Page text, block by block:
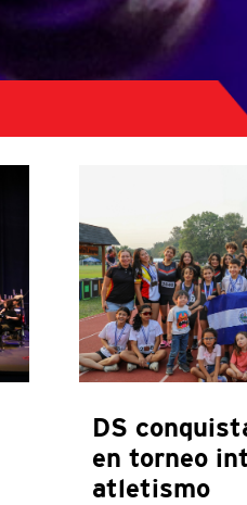
DS
en torneo
atletismo